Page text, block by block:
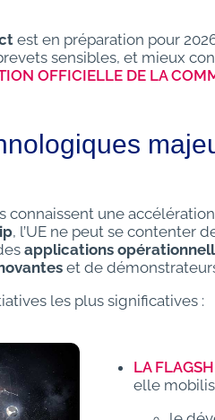
est en préparation pour
sensibles, et mieux
OFFICIELLE DE LA
connaissent une
, l’UE ne peut se contenter
applications
et de
les plus significatives :
LA
elle